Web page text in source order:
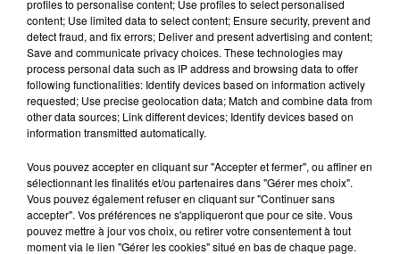
communiquées aux magistrats chargés du
dossier.
LES CONDITIONS DE DÉTENTION
MISES EN CAUSE
Les avocats ont également dénoncé les
à l'isolement depuis plusieurs années.
Selon eux, cet isolement prolongé ainsi que
les traitements médicamenteux administrés
profiles to personalise content; Use profiles to select personalised
content; Use limited data to select content; Ensure security, prevent and
detect fraud, and fix errors; Deliver and present advertising and content;
Save and communicate privacy choices. These technologies may
process personal data such as IP address and browsing data to offer
following functionalities: Identify devices based on information actively
requested; Use precise geolocation data; Match and combine data from
other data sources; Link different devices; Identify devices based on
information transmitted automatically.
Vous pouvez accepter en cliquant sur "Accepter et fermer", ou affiner en
sélectionnant les finalités et/ou partenaires dans "Gérer mes choix".
Vous pouvez également refuser en cliquant sur "Continuer sans
accepter". Vos préférences ne s'appliqueront que pour ce site. Vous
pouvez mettre à jour vos choix, ou retirer votre consentement à tout
moment via le lien "Gérer les cookies" situé en bas de chaque page.